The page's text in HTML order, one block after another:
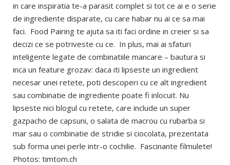
in care inspiratia te-a parasit complet si tot ce ai e o serie
de ingrediente disparate, cu care habar nu ai ce sa mai
faci. Food Pairing te ajuta sa iti faci ordine in creier si sa
decizi ce se potriveste cu ce. In plus, mai ai sfaturi
inteligente legate de combinatiile mancare – bautura si
inca un feature grozav: daca iti lipseste un ingredient
necesar unei retete, poti descoperi cu ce alt ingredient
sau combinatie de ingrediente poate fi inlocuit. Nu
lipseste nici blogul cu retete, care include un super
gazpacho de capsuni, o salata de macrou cu rubarba si
mar sau o combinatie de stridie si ciocolata, prezentata
sub forma unei perle intr-o cochilie. Fascinante filmulete!
Photos: timtom.ch